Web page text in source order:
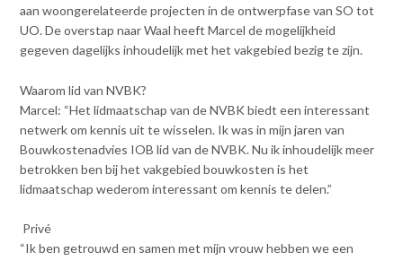
aan woongerelateerde projecten in de ontwerpfase van SO tot
UO. De overstap naar Waal heeft Marcel de mogelijkheid
gegeven dagelijks inhoudelijk met het vakgebied bezig te zijn.
Waarom lid van NVBK?
Marcel: “Het lidmaatschap van de NVBK biedt een interessant
netwerk om kennis uit te wisselen. Ik was in mijn jaren van
Bouwkostenadvies IOB lid van de NVBK. Nu ik inhoudelijk meer
betrokken ben bij het vakgebied bouwkosten is het
lidmaatschap wederom interessant om kennis te delen.”
Privé
“Ik ben getrouwd en samen met mijn vrouw hebben we een